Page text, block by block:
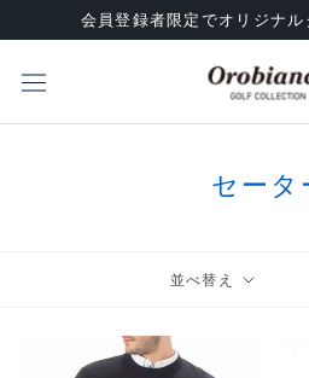
キ
し
会員登録者限定でオリジナル
セータ
並べ替え